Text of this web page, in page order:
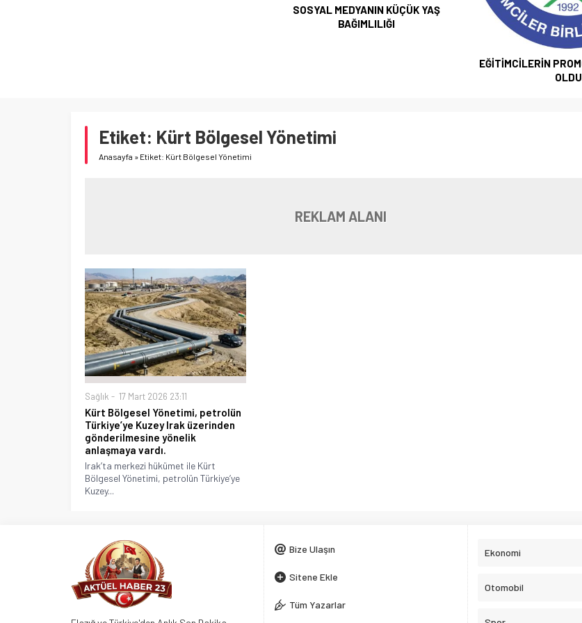
SOSYAL MEDYANIN KÜÇÜK YAŞ
BAĞIMLILIĞI
EĞİTİMCİLERİN
OLDU
Etiket: Kürt Bölgesel Yönetimi
Anasayfa » Etiket: Kürt Bölgesel Yönetimi
REKLAM ALANI
Sağlık 17 Mart 2026 23:11
Kürt Bölgesel Yönetimi, petrolün
Türkiye’ye Kuzey Irak üzerinden
gönderilmesine yönelik
anlaşmaya vardı.
Irak’ta merkezi hükümet ile Kürt
Bölgesel Yönetimi, petrolün Türkiye’ye
Kuzey...
Bize Ulaşın
Sitene Ekle
Tüm Yazarlar
Ekonomi
Otomobil